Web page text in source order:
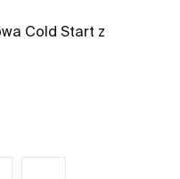
Cold Start z